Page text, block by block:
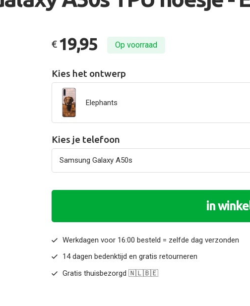
€ 19,95 Op voorraad
Kies het ontwerp
Elephants
Kies je telefoon
in
Werkdagen voor 16:00 besteld = zelfde dag verzonden
14 dagen bedenktijd en gratis retourneren
Gratis thuisbezorgd 🇳🇱🇧🇪